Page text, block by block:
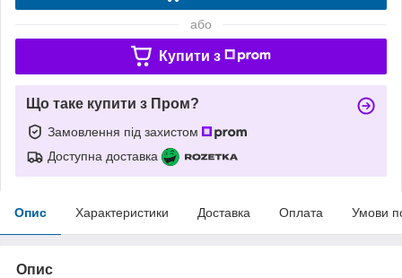
або
Купити з
Що таке купити з Пром?
Замовлення під захистом
Доступна доставка
Опис Характеристики Доставка Оплата Умови
Опис